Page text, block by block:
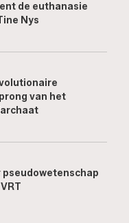
de euthanasie
Nys
van het
pseudowetenschap